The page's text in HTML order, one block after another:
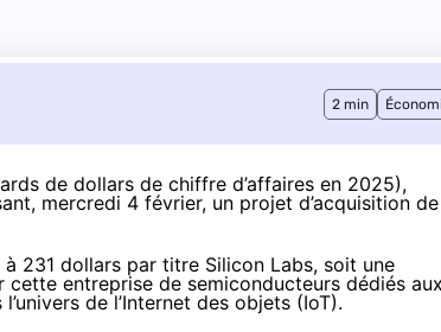
2 min
de dollars de chiffre d’affaires en 2025),
mercredi 4 février, un projet d’acquisition de
à 231 dollars par titre Silicon Labs, soit une
entreprise de semiconducteurs dédiés
de l’Internet des objets (IoT).